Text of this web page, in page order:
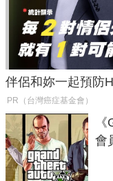
伴侶和妳一起預防
PR（台灣癌症基金會）
會